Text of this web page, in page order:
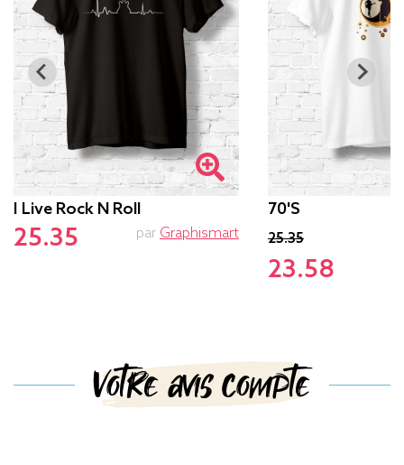
I Live Rock N Roll
25.35 par Graphismart
70's
25.35
23.58
Votre avis compte